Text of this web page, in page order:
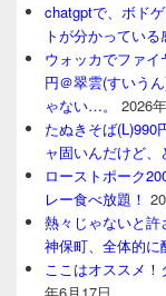
chatgptで、ボド
トが分かっている
ウォッカでファ
円＠翠雲(すいう
ゃない…。
2026
たぬきそば(L)990
ャ固いんだけど
ローストポーク
レー食べ放題！
熱々じゃないと許
神保町、全体的に
ここはオススメ